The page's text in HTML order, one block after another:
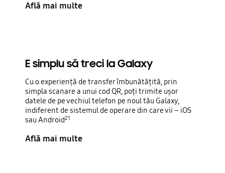
Află mai multe
E simplu să treci la Galaxy
Cu o experiență de transfer îmbunătățită, prin
simpla scanare a unui cod QR, poți trimite ușor
datele de pe vechiul telefon pe noul tău Galaxy,
indiferent de sistemul de operare din care vii – iOS
sau Android21
Află mai multe